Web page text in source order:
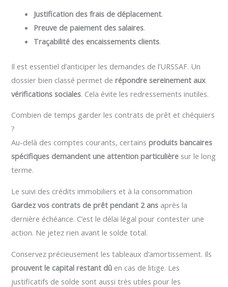
Justification des frais de déplacement.
Preuve de paiement des salaires.
Traçabilité des encaissements clients.
Il est essentiel d’anticiper les demandes de l’URSSAF. Un
dossier bien classé permet derépondre sereinement aux
vérifications sociales. Cela évite les redressements inutiles.
Combien de temps garder les contrats de prêt et chéquiers
?
Au-delà des comptes courants, certainsproduits bancaires
spécifiques demandent une attention particulière sur le long
terme.
Le suivi des crédits immobiliers et à la consommation
Gardez vos contrats de prêt pendant 2 ans après la
dernière échéance. C’est le délai légal pour contester une
action. Ne jetez rien avant le solde total.
Conservez précieusement les tableaux d’amortissement. Ils
prouvent le capital restant dû en cas de litige. Les
justificatifs de solde sont aussi très utiles pour les